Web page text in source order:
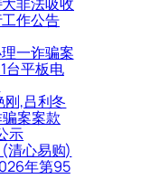
作公告
一诈骗案
台平板电
刚,吕利冬
案案款
示
清心易购)
年第95